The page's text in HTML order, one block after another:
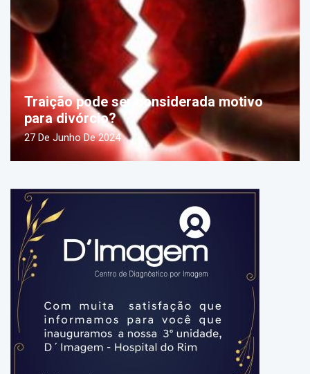
Traição pode ser considerada motivo
para divórcio?
27 De Junho De 2024